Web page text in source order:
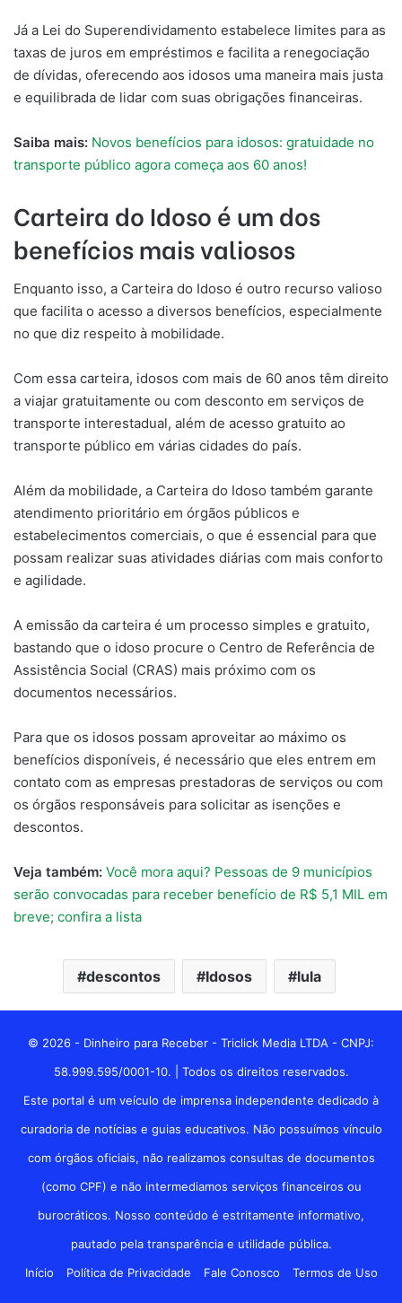
Já a Lei do Superendividamento estabelece limites para as
taxas de juros em empréstimos e facilita a renegociação
de dívidas, oferecendo aos idosos uma maneira mais justa
e equilibrada de lidar com suas obrigações financeiras.
Saiba mais: Novos benefícios para idosos: gratuidade no
transporte público agora começa aos 60 anos!
Carteira do Idoso é um dos
benefícios mais valiosos
Enquanto isso, a Carteira do Idoso é outro recurso valioso
que facilita o acesso a diversos benefícios, especialmente
no que diz respeito à mobilidade.
Com essa carteira, idosos com mais de 60 anos têm direito
a viajar gratuitamente ou com desconto em serviços de
transporte interestadual, além de acesso gratuito ao
transporte público em várias cidades do país.
Além da mobilidade, a Carteira do Idoso também garante
atendimento prioritário em órgãos públicos e
estabelecimentos comerciais, o que é essencial para que
possam realizar suas atividades diárias com mais conforto
e agilidade.
A emissão da carteira é um processo simples e gratuito,
bastando que o idoso procure o Centro de Referência de
Assistência Social (CRAS) mais próximo com os
documentos necessários.
Para que os idosos possam aproveitar ao máximo os
benefícios disponíveis, é necessário que eles entrem em
contato com as empresas prestadoras de serviços ou com
os órgãos responsáveis para solicitar as isenções e
descontos.
Veja também: Você mora aqui? Pessoas de 9 municípios
serão convocadas para receber benefício de R$ 5,1 MIL em
breve; confira a lista
descontos Idosos lula
© 2026 - Dinheiro para Receber - Triclick Media LTDA - CNPJ:
58.999.595/0001-10. | Todos os direitos reservados.
Este portal é um veículo de imprensa independente dedicado à
curadoria de notícias e guias educativos. Não possuímos vínculo
com órgãos oficiais, não realizamos consultas de documentos
(como CPF) e não intermediamos serviços financeiros ou
burocráticos. Nosso conteúdo é estritamente informativo,
pautado pela transparência e utilidade pública.
Início
Política de Privacidade Fale Conosco Termos de Uso